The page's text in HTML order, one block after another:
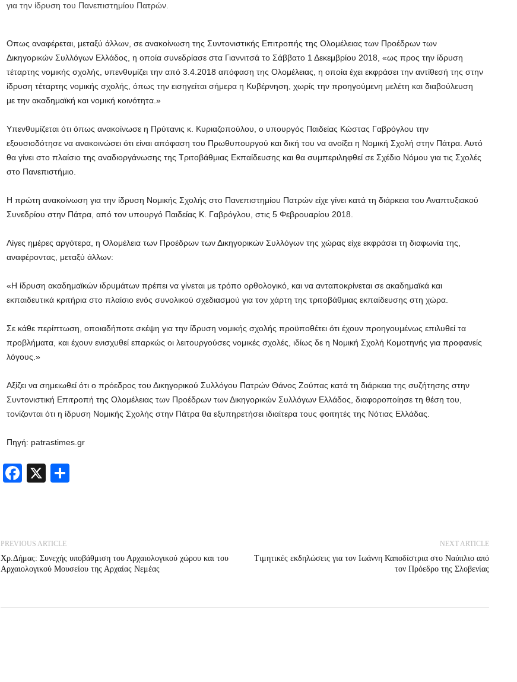
για την ίδρυση του Πανεπιστημίου Πατρών.
Οπως αναφέρεται, μεταξύ άλλων, σε ανακοίνωση της Συντονιστικής Επιτροπής της Ολομέλειας των Προέδρων των
Δικηγορικών Συλλόγων Ελλάδος, η οποία συνεδρίασε στα Γιαννιτσά το Σάββατο 1 Δεκεμβρίου 2018, «ως προς την ίδρυση
τέταρτης νομικής σχολής, υπενθυμίζει την από 3.4.2018 απόφαση της Ολομέλειας, η οποία έχει εκφράσει την αντίθεσή της στην
ίδρυση τέταρτης νομικής σχολής, όπως την εισηγείται σήμερα η Κυβέρνηση, χωρίς την προηγούμενη μελέτη και διαβούλευση
με την ακαδημαϊκή και νομική κοινότητα.»
Υπενθυμίζεται ότι όπως ανακοίνωσε η Πρύτανις κ. Κυριαζοπούλου, ο υπουργός Παιδείας Κώστας Γαβρόγλου την
εξουσιοδότησε να ανακοινώσει ότι είναι απόφαση του Πρωθυπουργού και δική του να ανοίξει η Νομική Σχολή στην Πάτρα. Αυτό
θα γίνει στο πλαίσιο της αναδιοργάνωσης της Τριτοβάθμιας Εκπαίδευσης και θα συμπεριληφθεί σε Σχέδιο Νόμου για τις Σχολές
στο Πανεπιστήμιο.
Η πρώτη ανακοίνωση για την ίδρυση Νομικής Σχολής στο Πανεπιστημίου Πατρών είχε γίνει κατά τη διάρκεια του Αναπτυξιακού
Συνεδρίου στην Πάτρα, από τον υπουργό Παιδείας Κ. Γαβρόγλου, στις 5 Φεβρουαρίου 2018.
Λίγες ημέρες αργότερα, η Ολομέλεια των Προέδρων των Δικηγορικών Συλλόγων της χώρας είχε εκφράσει τη διαφωνία της,
αναφέροντας, μεταξύ άλλων:
«Η ίδρυση ακαδημαϊκών ιδρυμάτων πρέπει να γίνεται με τρόπο ορθολογικό, και να ανταποκρίνεται σε ακαδημαϊκά και
εκπαιδευτικά κριτήρια στο πλαίσιο ενός συνολικού σχεδιασμού για τον χάρτη της τριτοβάθμιας εκπαίδευσης στη χώρα.
Σε κάθε περίπτωση, οποιαδήποτε σκέψη για την ίδρυση νομικής σχολής προϋποθέτει ότι έχουν προηγουμένως επιλυθεί τα
προβλήματα, και έχουν ενισχυθεί επαρκώς οι λειτουργούσες νομικές σχολές, ιδίως δε η Νομική Σχολή Κομοτηνής για προφανείς
λόγους.»
Αξίζει να σημειωθεί ότι ο πρόεδρος του Δικηγορικού Συλλόγου Πατρών Θάνος Ζούπας κατά τη διάρκεια της συζήτησης στην
Συντονιστική Επιτροπή της Ολομέλειας των Προέδρων των Δικηγορικών Συλλόγων Ελλάδος, διαφοροποίησε τη θέση του,
τονίζονται ότι η ίδρυση Νομικής Σχολής στην Πάτρα θα εξυπηρετήσει ιδιαίτερα τους φοιτητές της Νότιας Ελλάδας.
Πηγή: patrastimes.gr
Facebook
X Share
PREVIOUS ARTICLE
Χρ.Δήμας: Συνεχής υποβάθμιση του Αρχαιολογικού χώρου και του
Αρχαιολογικού Μουσείου της Αρχαίας Νεμέας
NEXT ARTICLE
Τιμητικές εκδηλώσεις για τον Ιωάννη Καποδίστρια στο Ναύπλιο από
τον Πρόεδρο της Σλοβενίας